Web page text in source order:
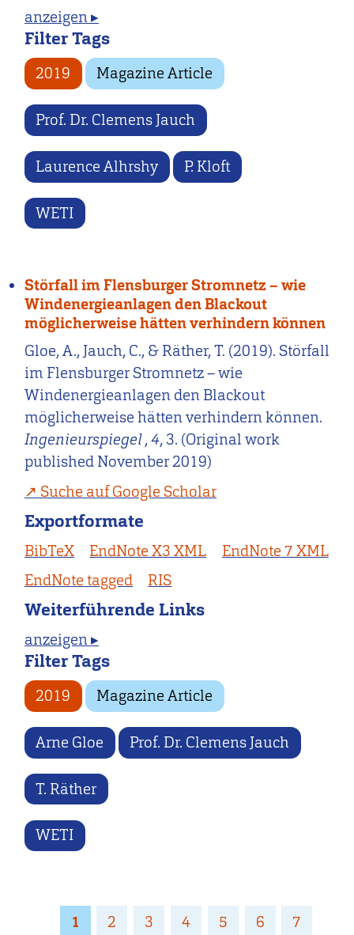
anzeigen ▸
Filter Tags
2019 Magazine Article
Prof. Dr. Clemens Jauch
Laurence Alhrshy P. Kloft
WETI
Störfall im Flensburger Stromnetz – wie
Windenergieanlagen den Blackout
möglicherweise hätten verhindern können
Gloe, A., Jauch, C., & Räther, T. (2019). Störfall
im Flensburger Stromnetz – wie
Windenergieanlagen den Blackout
möglicherweise hätten verhindern können.
Ingenieurspiegel,4, 3. (Original work
published November 2019)
Suche auf Google Scholar
Exportformate
BibTeX EndNote X3 XML
EndNote 7 XML
EndNote tagged
RIS
Weiterführende Links
anzeigen ▸
Filter Tags
2019 Magazine Article
Arne Gloe Prof. Dr. Clemens Jauch
T. Räther
WETI
Seitennummerierung
Page
1 Page
2 Page
3 Page
4 Page
5 Page
6 Page
7